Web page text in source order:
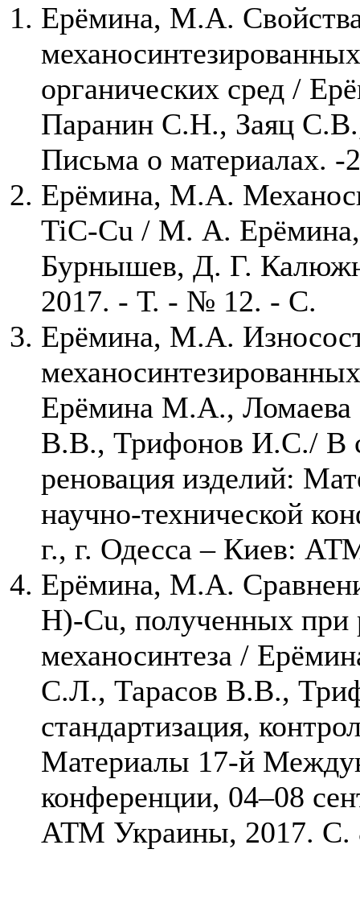
Ерёмина, М.А.
органических сред /
Паранин С.Н., Заяц
Письма о материалах.
Ерёмина, М.А.
TiC-Cu / М. А.
Бурнышев, Д. Г.
2017. - Т. - № 12. - С.
Ерёмина, М.А.
Ерёмина М.А.,
В.В., Трифонов И.С./ В
реновация изделий:
научно-технической
г., г. Одесса – Киев:
Ерёмина, М.А.
Н)-Cu, полученных при
механосинтеза /
С.Л., Тарасов В.В.,
стандартизация,
Материалы 17-й
конференции, 04–08
АТМ Украины, 2017. С.